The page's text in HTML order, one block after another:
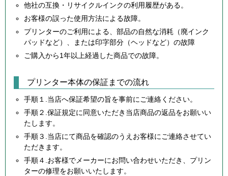
他社の互換・リサイクルインクの利用履歴がある。
お客様の誤った使用方法による故障。
プリンターのご利用による、部品の自然な消耗（廃インク
パッドなど）、または印字部分（ヘッドなど）の故障
ご購入から1年以上経過した商品での故障。
プリンター本体の保証までの流れ
手順１.当店へ保証希望の旨を事前にご連絡ください。
手順２.保証規定に同意いただき当店商品の返品をお願いい
たします。
手順３.当店にて商品を確認のうえお客様にご連絡させてい
ただきます。
手順４.お客様でメーカーにお問い合わせいただき、プリン
ターの修理をお願いいたします。